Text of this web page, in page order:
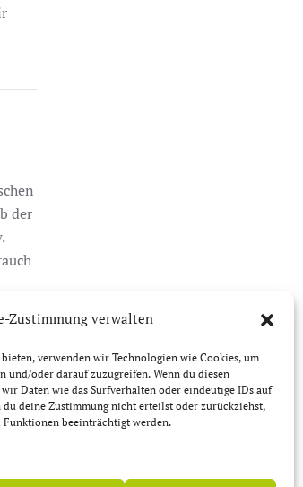
Zustimmung verwalten
verwenden wir Technologien wie Cookies, um
und/oder darauf zuzugreifen. Wenn du diesen
Daten wie das Surfverhalten oder eindeutige IDs auf
du deine Zustimmung nicht erteilst oder zurückziehst,
beeinträchtigt werden.
der